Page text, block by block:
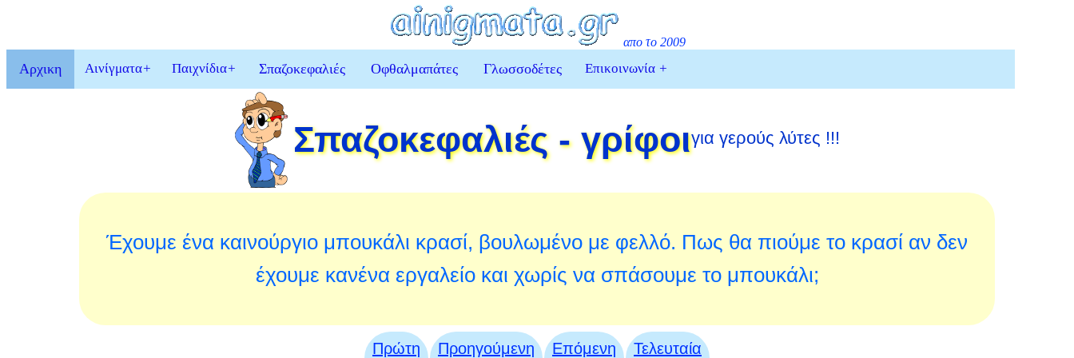
απο το 2009
Αρχικη Αινίγματα+ Παιχνίδια+ Σπαζοκεφαλιές Οφθαλμαπάτες Γλωσσοδέτες Επικοινωνία +
Σπαζοκεφαλιές - γρίφοιγια γερούς λύτες !!!
Έχουμε ένα καινούργιο μπουκάλι κρασί, βουλωμένο με φελλό. Πως θα πιούμε το κρασί αν δεν
έχουμε κανένα εργαλείο και χωρίς να σπάσουμε το μπουκάλι;
Πρώτη
Προηγούμενη
Επόμενη
Τελευταία